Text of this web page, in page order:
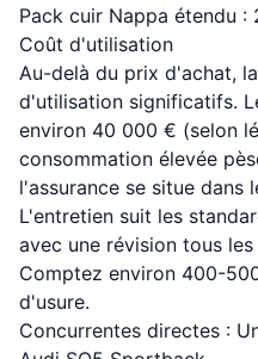
Pack cuir Nappa étendu :
Coût d'utilisation
Au-delà du prix d'achat,
d'utilisation significatifs.
environ 40 000 € (selon
consommation élevée
l'assurance se situe dans
L'entretien suit les
avec une révision tous
Comptez environ 400-
d'usure.
Concurrentes directes :